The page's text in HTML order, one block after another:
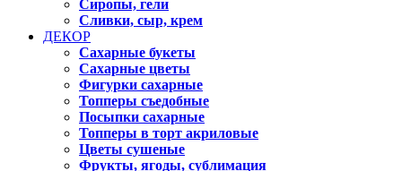
Сиропы, гели
Сливки, сыр, крем
ДЕКОР
Сахарные букеты
Сахарные цветы
Фигурки сахарные
Топперы съедобные
Посыпки сахарные
Топперы в торт акриловые
Цветы сушеные
Фрукты, ягоды, сублимация